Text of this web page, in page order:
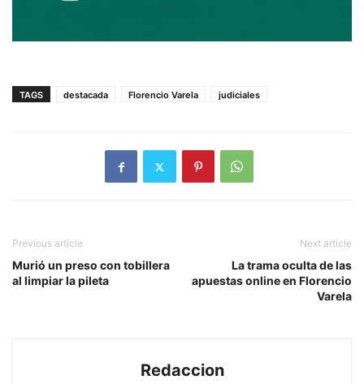
TAGS destacada Florencio Varela judiciales
Previous article
Murió un preso con tobillera
al limpiar la pileta
Next article
La trama oculta de las
apuestas online en Florencio
Varela
Redaccion